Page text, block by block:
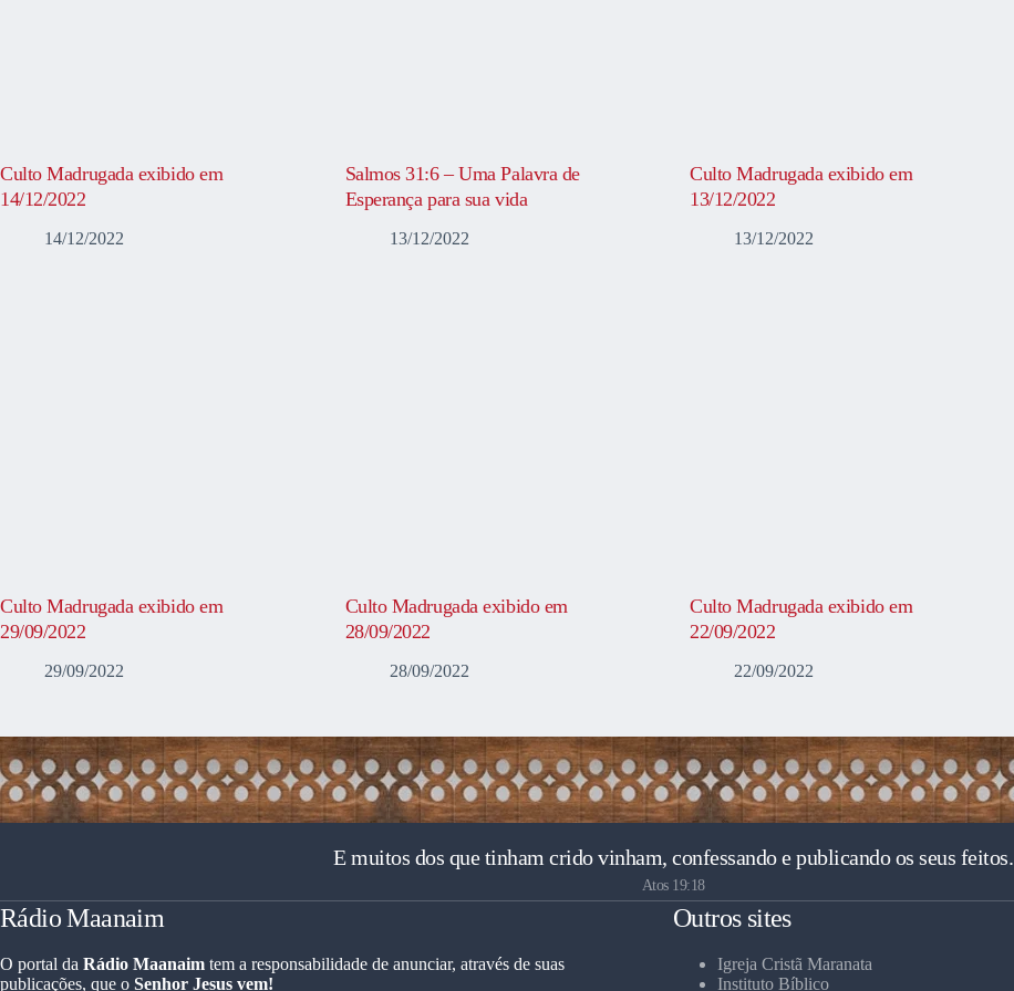
Culto Madrugada exibido em
14/12/2022
14/12/2022
Salmos 31:6 – Uma Palavra de
Esperança para sua vida
13/12/2022
Culto Madrugada exibido em
13/12/2022
13/12/2022
Culto Madrugada exibido em
29/09/2022
29/09/2022
Culto Madrugada exibido em
28/09/2022
28/09/2022
Culto Madrugada exibido em
22/09/2022
22/09/2022
E muitos dos que tinham crido vinham, confessando e publicando os seus feitos.
Atos 19:18
Rádio Maanaim
O portal da Rádio Maanaim tem a responsabilidade de anunciar, através de suas
publicações, que o Senhor Jesus vem!
Outros sites
Igreja Cristã Maranata
Instituto Bíblico